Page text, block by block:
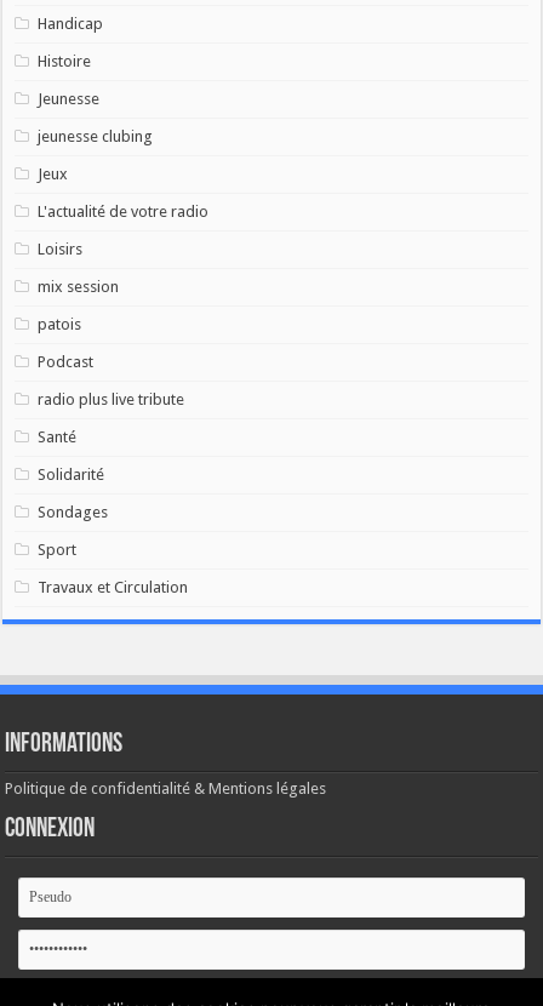
Handicap
Histoire
Jeunesse
jeunesse clubing
Jeux
L'actualité de votre radio
Loisirs
mix session
patois
Podcast
radio plus live tribute
Santé
Solidarité
Sondages
Sport
Travaux et Circulation
Informations
Politique de confidentialité & Mentions légales
Connexion
Se souvenir de moi